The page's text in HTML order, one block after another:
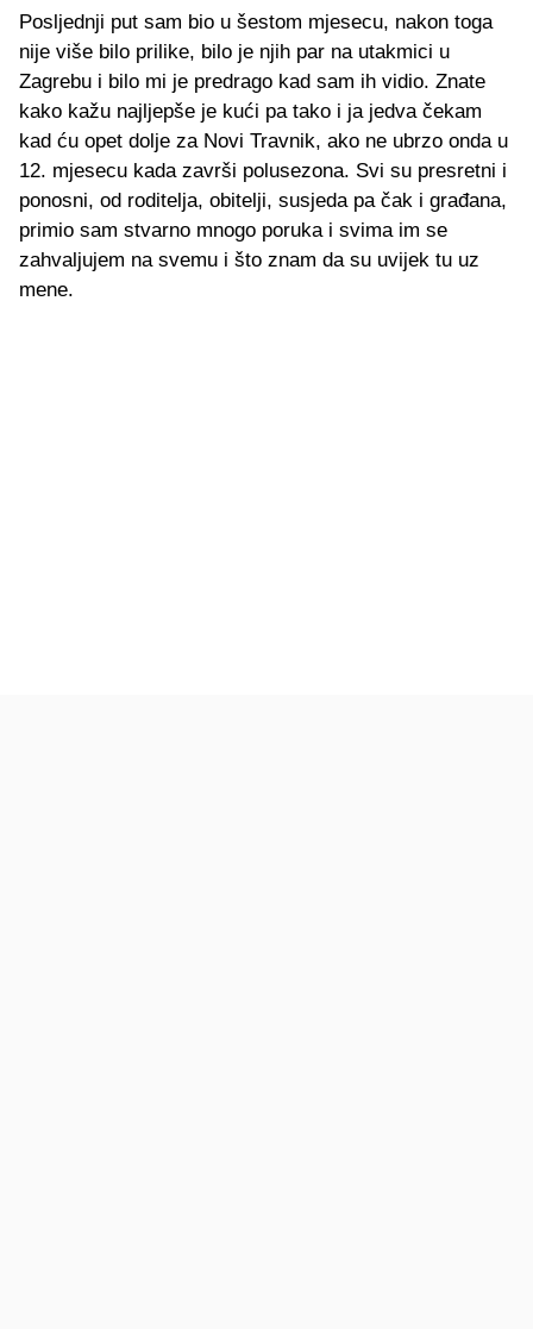
Posljednji put sam bio u šestom mjesecu, nakon toga
nije više bilo prilike, bilo je njih par na utakmici u
Zagrebu i bilo mi je predrago kad sam ih vidio. Znate
kako kažu najljepše je kući pa tako i ja jedva čekam
kad ću opet dolje za Novi Travnik, ako ne ubrzo onda u
12. mjesecu kada završi polusezona. Svi su presretni i
ponosni, od roditelja, obitelji, susjeda pa čak i građana,
primio sam stvarno mnogo poruka i svima im se
zahvaljujem na svemu i što znam da su uvijek tu uz
mene.